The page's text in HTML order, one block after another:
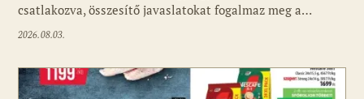
csatlakozva, összesítő javaslatokat fogalmaz meg a…
2026.08.03.